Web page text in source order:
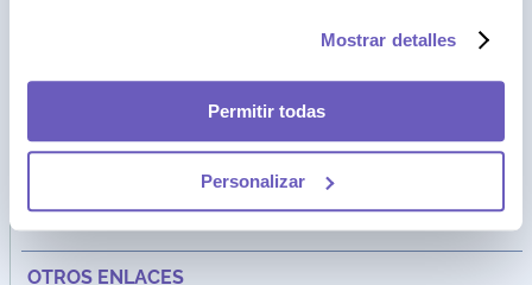
Mostrar detalles
Permitir todas
Personalizar
Dirección:Av. Santa Cecilia Nro. 265 Ate - Lima, Perú
OTROS ENLACES